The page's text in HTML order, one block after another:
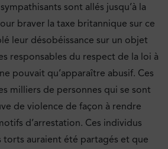
sont allés jusqu’à la
braver la taxe britannique sur ce
leur désobéissance sur un objet
responsables du respect de la loi à
pouvait qu’apparaître abusif. Ces
milliers de personnes qui se sont
de violence de façon à rendre
d’arrestation. Ces individus
torts auraient été partagés et que